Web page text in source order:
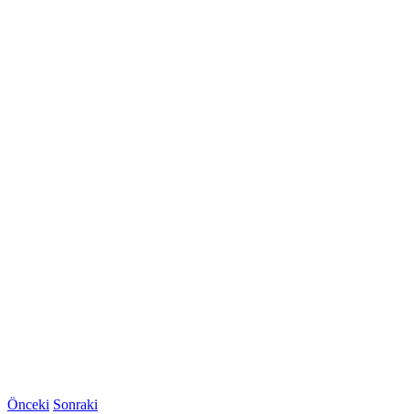
Önceki Sonraki